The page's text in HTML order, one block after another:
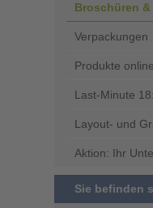
Broschüren
Verpackungen
Produkte
Last-Minute
Layout- und
Aktion: Ihr
Sie befinden